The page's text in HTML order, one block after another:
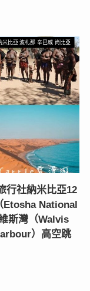
米比亞 波札那 辛巴威 尚比亞
行社納米比亞12
Etosha National
斯灣（Walvis
）高空跳